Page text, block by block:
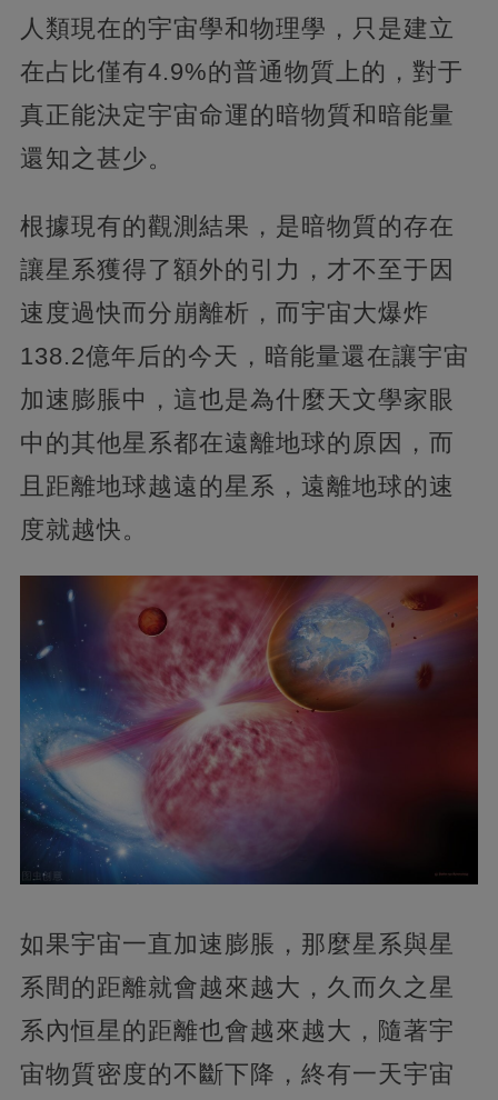
人類現在的宇宙學和物理學，只是建立
在占比僅有4.9%的普通物質上的，對于
真正能決定宇宙命運的暗物質和暗能量
還知之甚少。
根據現有的觀測結果，是暗物質的存在
讓星系獲得了額外的引力，才不至于因
速度過快而分崩離析，而宇宙大爆炸
138.2億年后的今天，暗能量還在讓宇宙
加速膨脹中，這也是為什麼天文學家眼
中的其他星系都在遠離地球的原因，而
且距離地球越遠的星系，遠離地球的速
度就越快。
如果宇宙一直加速膨脹，那麼星系與星
系間的距離就會越來越大，久而久之星
系內恒星的距離也會越來越大，隨著宇
宙物質密度的不斷下降，終有一天宇宙